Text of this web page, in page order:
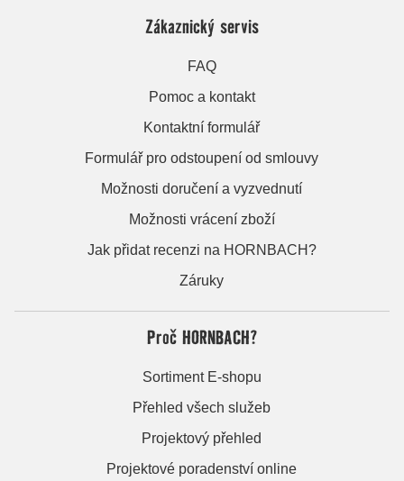
Zákaznický servis
FAQ
Pomoc a kontakt
Kontaktní formulář
Formulář pro odstoupení od smlouvy
Možnosti doručení a vyzvednutí
Možnosti vrácení zboží
Jak přidat recenzi na HORNBACH?
Záruky
Proč HORNBACH?
Sortiment E-shopu
Přehled všech služeb
Projektový přehled
Projektové poradenství online